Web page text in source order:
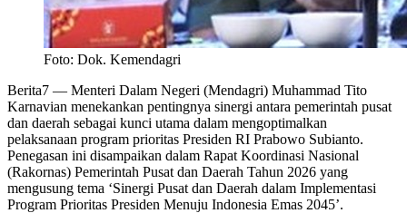
Foto: Dok. Kemendagri
Berita7 — Menteri Dalam Negeri (Mendagri) Muhammad Tito
Karnavian menekankan pentingnya sinergi antara pemerintah pusat
dan daerah sebagai kunci utama dalam mengoptimalkan
pelaksanaan program prioritas Presiden RI Prabowo Subianto.
Penegasan ini disampaikan dalam Rapat Koordinasi Nasional
(Rakornas) Pemerintah Pusat dan Daerah Tahun 2026 yang
mengusung tema ‘Sinergi Pusat dan Daerah dalam Implementasi
Program Prioritas Presiden Menuju Indonesia Emas 2045’.